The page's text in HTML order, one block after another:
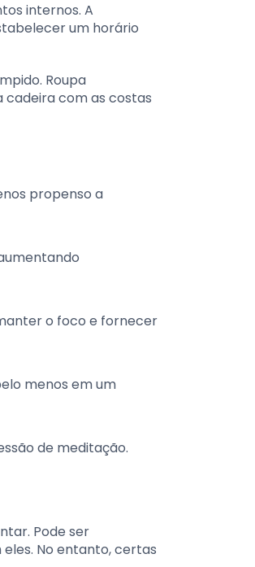
internos. A
um horário
Roupa
com as costas
propenso a
o foco e fornecer
menos em um
de meditação.
Pode ser
No entanto, certas